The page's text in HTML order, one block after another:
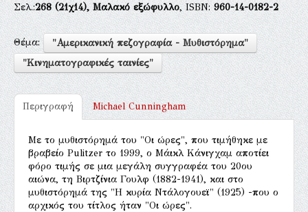
Σελ.:268(21χ14), Μαλακό εξώφυλλο, ISBN:960-14-0182-2
Θέμα:
"Αμερικανική πεζογραφία - Μυθιστόρημα"
"Κινηματογραφικές ταινίες"
Περιγραφή Michael Cunningham
Με το μυθιστόρημά του "Οι ώρες", που τιμήθηκε με
βραβείο Pulitzer το 1999, ο Μάικλ Κάνιγχαμ αποτίει
φόρο τιμής σε μια μεγάλη συγγραφέα του 20ου
αιώνα, τη Βιρτζίνια Γουλφ (1882-1941), και στο
μυθιστόρημά της "Η κυρία Ντάλογουεϊ" (1925) -που ο
αρχικός του τίτλος ήταν "Οι ώρες".